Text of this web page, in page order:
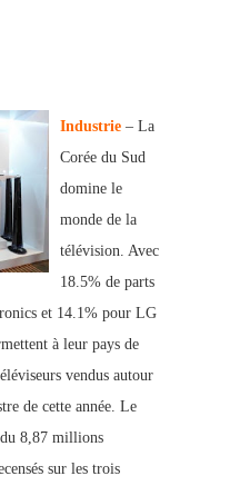
Industrie – La
Corée du Sud
domine le
monde de la
télévision. Avec
18.5% de parts
et 14.1% pour LG
à leur pays de
vendus autour
de cette année. Le
8,87 millions
sur les trois